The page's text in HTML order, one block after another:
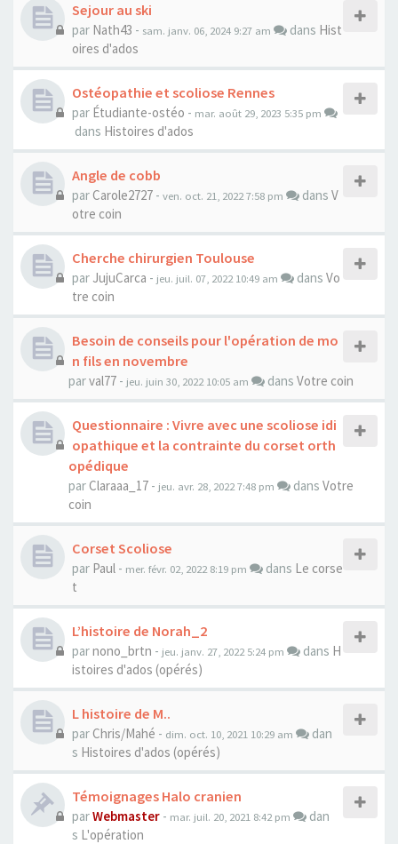
Sejour au ski
par Nath43 - sam. janv. 06, 2024 9:27 am dans Hist
oires d'ados
Ostéopathie et scoliose Rennes
par Étudiante-ostéo - mar. août 29, 2023 5:35 pm
dans Histoires d'ados
Angle de cobb
par Carole2727 - ven. oct. 21, 2022 7:58 pm dans V
otre coin
Cherche chirurgien Toulouse
par JujuCarca - jeu. juil. 07, 2022 10:49 am dans Vo
tre coin
Besoin de conseils pour l'opération de mo
n fils en novembre
parval77 - jeu. juin 30, 2022 10:05 am dans Votre coin
Questionnaire : Vivre avec une scoliose idi
opathique et la contrainte du corset orth
opédique
parClaraaa_17 - jeu. avr. 28, 2022 7:48 pm dans Votre
coin
Corset Scoliose
par Paul - mer. févr. 02, 2022 8:19 pm dans Le corse
t
L’histoire de Norah_2
parnono_brtn - jeu. janv. 27, 2022 5:24 pm dans H
istoires d'ados (opérés)
L histoire de M..
par Chris/Mahé - dim. oct. 10, 2021 10:29 am
dan
s Histoires d'ados (opérés)
Témoignages Halo cranien
parWebmaster - mar. juil. 20, 2021 8:42 pm
dan
s L'opération